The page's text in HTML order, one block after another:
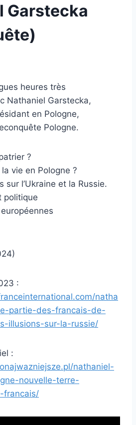
Garstecka
heures très
Nathaniel Garstecka,
en Pologne,
Pologne.
?
vie en Pologne ?
sur l’Ukraine et la Russie.
politique
:
natha
partie-des-francais-de-
illusions-sur-la-russie/
:
nathaniel-
nouvelle-terre-
francais/